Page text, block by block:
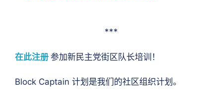
***
在此注册 参加新民主党街区队长培训！
Block Captain 计划是我们的社区组织计划。